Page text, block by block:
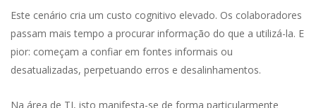
Este cenário cria um custo cognitivo elevado. Os colaboradores
passam mais tempo a procurar informação do que a utilizá-la. E
pior: começam a confiar em fontes informais ou
desatualizadas, perpetuando erros e desalinhamentos.
Na área de TI, isto manifesta-se de forma particularmente